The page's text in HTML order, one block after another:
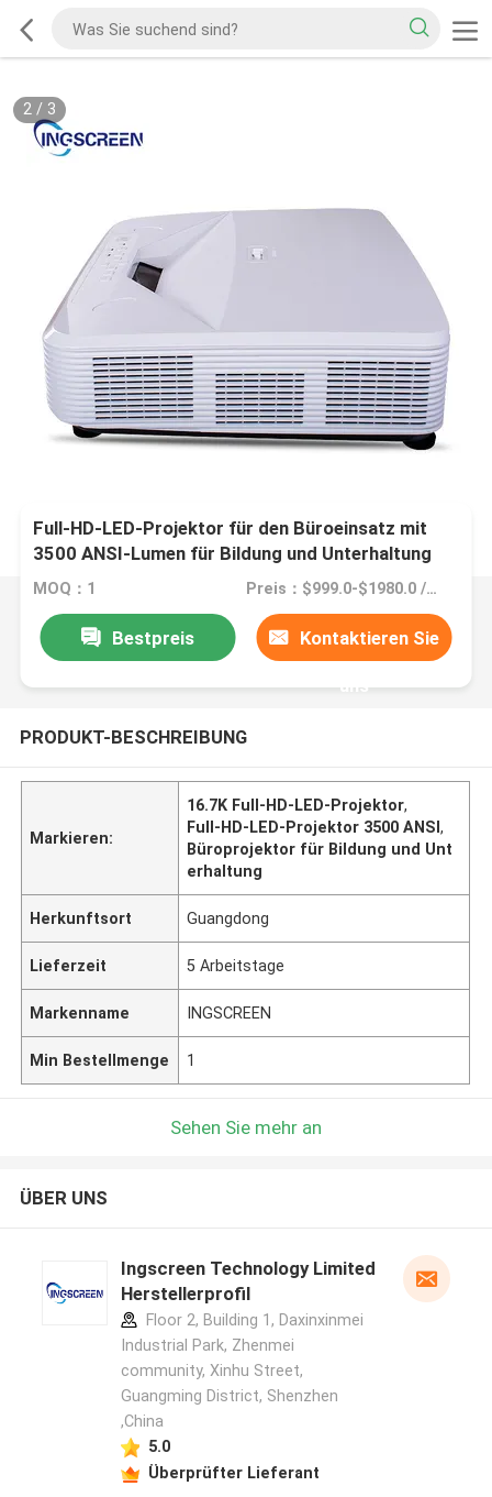
2/ 3
Full-HD-LED-Projektor für den Büroeinsatz mit
3500 ANSI-Lumen für Bildung und Unterhaltung
MOQ：1 Preis：$999.0-$1980.0 /Unit
Bestpreis Kontaktieren Sie
uns
PRODUKT-BESCHREIBUNG
Markieren:
16.7K Full-HD-LED-Projektor,
Full-HD-LED-Projektor 3500 ANSI,
Büroprojektor für Bildung und Unt
erhaltung
Herkunftsort Guangdong
Lieferzeit 5 Arbeitstage
Markenname INGSCREEN
Min Bestellmenge 1
Sehen Sie mehr an
ÜBER UNS
Ingscreen Technology Limited
Herstellerprofil
Floor 2, Building 1, Daxinxinmei
Industrial Park, Zhenmei
community, Xinhu Street,
Guangming District, Shenzhen
,China
5.0
Überprüfter Lieferant